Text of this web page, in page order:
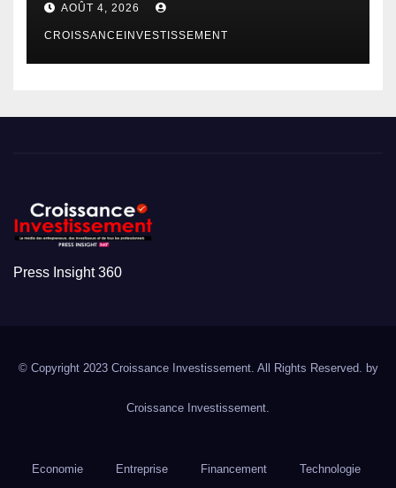
AOÛT 4, 2026
CROISSANCEINVESTISSEMENT
Press Insight 360
© Copyright 2023 Croissance Investissement. All Rights Reserved. by
Croissance Investissement.
Economie Entreprise Financement Technologie